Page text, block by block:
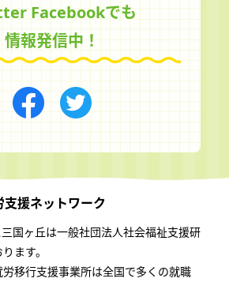
Facebookでも
情報発信中！
支援ネットワーク
国ヶ丘は一般社団法⼈社会福祉⽀援研
ます。
移⾏⽀援事業所は全国で多くの就職